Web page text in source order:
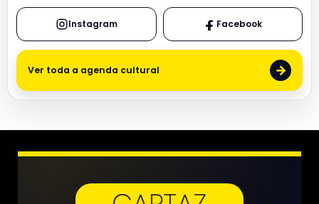
Instagram Facebook
Ver toda a agenda cultural →